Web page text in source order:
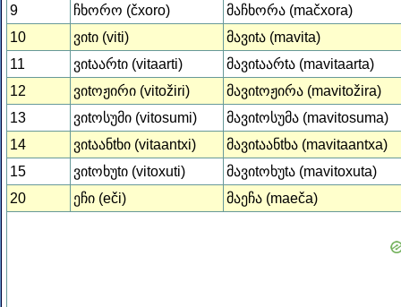
9
ჩხორო (čxoro)
მაჩხორა (mačxora)
10
ვიtი (viti)
მავიtა (mavita)
11
ვიtაარtი (vitaarti)
მავიtაარtა (mavitaarta)
12
ვიtოჟირი (vitožiri)
მავიtოჟირა (mavitožira)
13
ვიtოსუმი (vitosumi)
მავიtოსუმა (mavitosuma)
14
ვიtაანtხი (vitaantxi)
მავიtაანtხა (mavitaantxa)
15
ვიtოხუtი (vitoxuti)
მავიtოხუtა (mavitoxuta)
20
ეჩი (eči) მაეჩა (maeča)